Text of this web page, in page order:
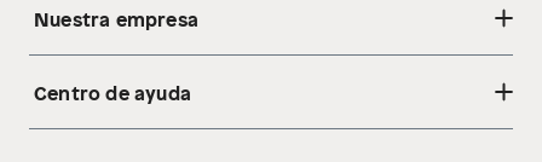
Nuestra empresa
Acerca de nosotros
Centro de ayuda